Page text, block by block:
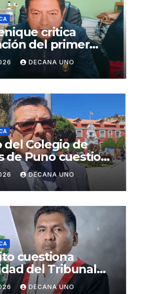
critica
del primer
de Keiko
DECANA UNO
del Colegio de
de Puno cuestiona
sobre seguridad
DECANA UNO
cuestiona
del Tribunal
tras liberación
DECANA UNO